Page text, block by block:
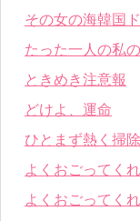
その女の海韓国
たった一人の私
ときめき注意報
どけよ、運命
ひとまず熱く掃
よくおごってく
よくおごってく